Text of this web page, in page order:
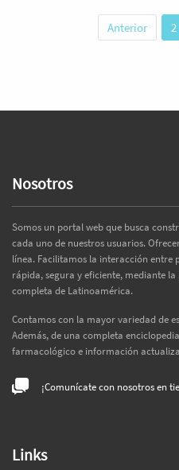
Anterior 2
Nosotros
Somos un portal web que busca
cada uno de nuestros usuarios.
línea. Facilitamos la interacción entre
rápida, segura y eficiente, mediante
completa de Latinoamérica.
Contamos con la mayor variedad de
Además, de una completa
farmacológico e información
¡Comunícate con nosotros en
Links